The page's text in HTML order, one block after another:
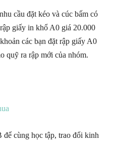
cầu đặt kéo và cúc bấm có
giấy in khổ A0 giá 20.000
các bạn đặt rập giấy A0
quỹ ra rập mới của nhóm.
cùng học tập, trao đổi kinh